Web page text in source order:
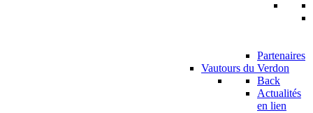
Partenaires
Vautours du Verdon
Back
Actualités
en lien